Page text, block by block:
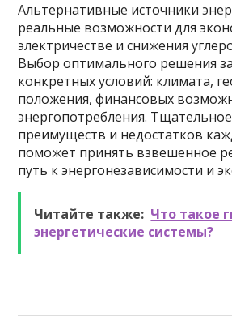
Альтернативные источники
реальные возможности для
электричестве и снижения
Выбор оптимального решения
конкретных условий: климата,
положения, финансовых
энергопотребления.
преимуществ и недостатков
поможет принять взвешенное
путь к энергонезависимости и
Читайте также: Что такое
энергетические системы?